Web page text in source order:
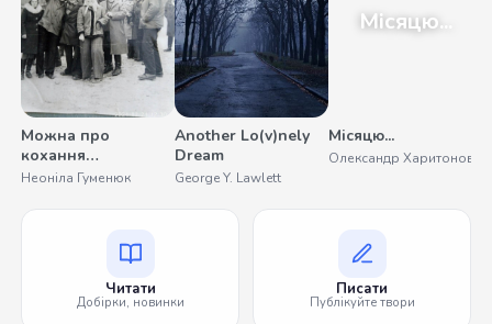
Можна про
кохання
помовчати
Неоніла Гуменюк
Another Lo(v)nely
Dream
George Y. Lawlett
Місяцю...
Місяцю...
Олександр Харитонов
Читати
Добірки, новинки
Писати
Публікуйте твори